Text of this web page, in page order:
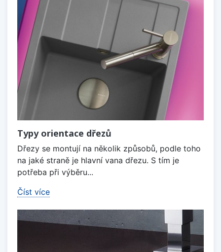
Typy orientace dřezů
Dřezy se montují na několik způsobů, podle toho
na jaké straně je hlavní vana dřezu. S tím je
potřeba při výběru...
Číst více